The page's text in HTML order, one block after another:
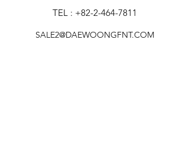
TEL : +82-2-464-7811
SALE2@DAEWOONGFNT.COM